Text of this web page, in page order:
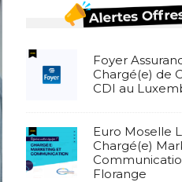
Foyer
Chargé(e) de
CDI au
Euro Moselle
Chargé(e)
Florange